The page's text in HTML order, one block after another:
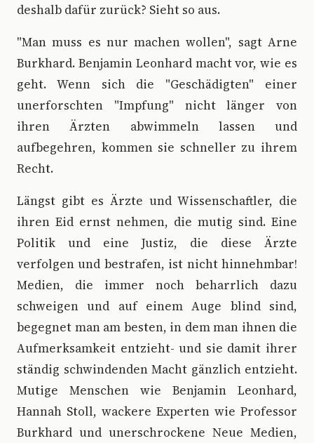
deshalb dafür zurück? Sieht so aus.
"Man muss es nur machen wollen", sagt Arne
Burkhard. Benjamin Leonhard macht vor, wie es
geht. Wenn sich die "Geschädigten" einer
unerforschten "Impfung" nicht länger von
ihren Ärzten abwimmeln lassen und
aufbegehren, kommen sie schneller zu ihrem
Recht.
Längst gibt es Ärzte und Wissenschaftler, die
ihren Eid ernst nehmen, die mutig sind. Eine
Politik und eine Justiz, die diese Ärzte
verfolgen und bestrafen, ist nicht hinnehmbar!
Medien, die immer noch beharrlich dazu
schweigen und auf einem Auge blind sind,
begegnet man am besten, in dem man ihnen die
Aufmerksamkeit entzieht- und sie damit ihrer
ständig schwindenden Macht gänzlich entzieht.
Mutige Menschen wie Benjamin Leonhard,
Hannah Stoll, wackere Experten wie Professor
Burkhard und unerschrockene Neue Medien,